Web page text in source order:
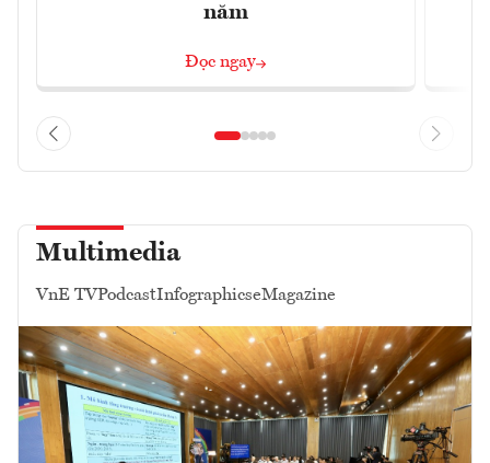
năm
Đọc ngay
Multimedia
VnE TVPodcastInfographicseMagazine